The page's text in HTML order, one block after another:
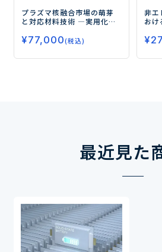
プラズマ核融合市場の萌芽
と対応材料技術 ―実用化を
の動き―
¥77,000(税込)
非エ
おけ
と代
¥
最近見た